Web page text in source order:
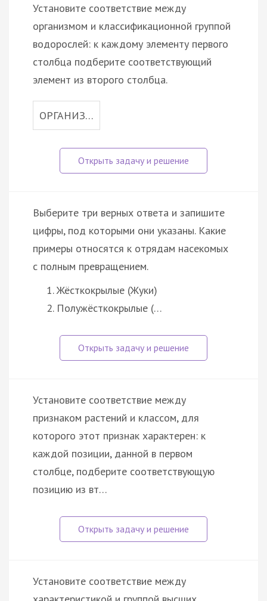
Установите соответствие между
организмом и классификационной группой
водорослей: к каждому элементу первого
столбца подберите соответствующий
элемент из второго столбца.
ОРГАНИЗ…
Выберите три верных ответа и запишите
цифры, под которыми они указаны. Какие
примеры относятся к отрядам насекомых
с полным превращением.
Жёсткокрылые (Жуки)
Полужёсткокрылые (…
Установите соответствие между
признаком растений и классом, для
которого этот признак характерен: к
каждой позиции, данной в первом
столбце, подберите соответствующую
позицию из вт…
Установите соответствие между